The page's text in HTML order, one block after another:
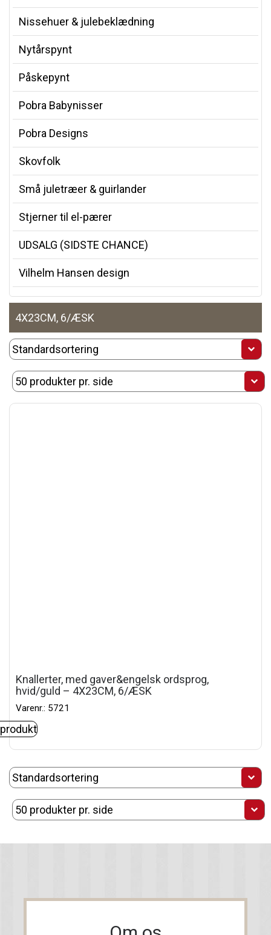
Nissehuer & julebeklædning
Nytårspynt
Påskepynt
Pobra Babynisser
Pobra Designs
Skovfolk
Små juletræer & guirlander
Stjerner til el-pærer
UDSALG (SIDSTE CHANCE)
Vilhelm Hansen design
4X23CM, 6/ÆSK
Knallerter, med gaver&engelsk ordsprog,
hvid/guld – 4X23CM, 6/ÆSK
Varenr.: 5721